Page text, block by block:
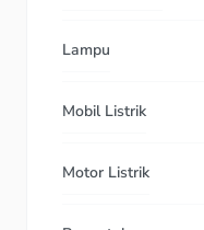
Lampu
Mobil Listrik
Motor Listrik